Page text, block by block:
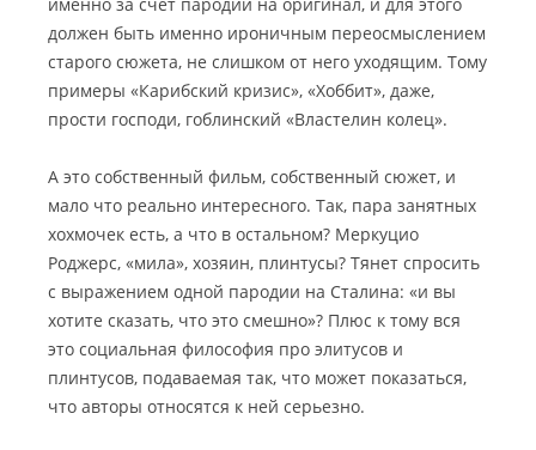
должен быть именно ироничным переосмыслением
старого сюжета, не слишком от него уходящим. Тому
примеры «Карибский кризис», «Хоббит», даже,
прости господи, гоблинский «Властелин колец».
А это собственный фильм, собственный сюжет, и
мало что реально интересного. Так, пара занятных
хохмочек есть, а что в остальном? Меркуцио
Роджерс, «мила», хозяин, плинтусы? Тянет спросить
с выражением одной пародии на Сталина: «и вы
хотите сказать, что это смешно»? Плюс к тому вся
это социальная философия про элитусов и
плинтусов, подаваемая так, что может показаться,
что авторы относятся к ней серьезно.